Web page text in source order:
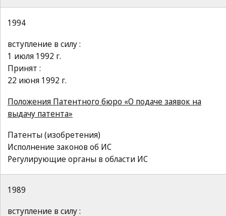
1994
вступление в силу :
1 июля 1992 г.
Принят :
22 июня 1992 г.
Положения Патентного бюро «О подаче заявок на
выдачу патента»
Патенты (изобретения)
Исполнение законов об ИС
Регулирующие органы в области ИС
1989
вступление в силу :